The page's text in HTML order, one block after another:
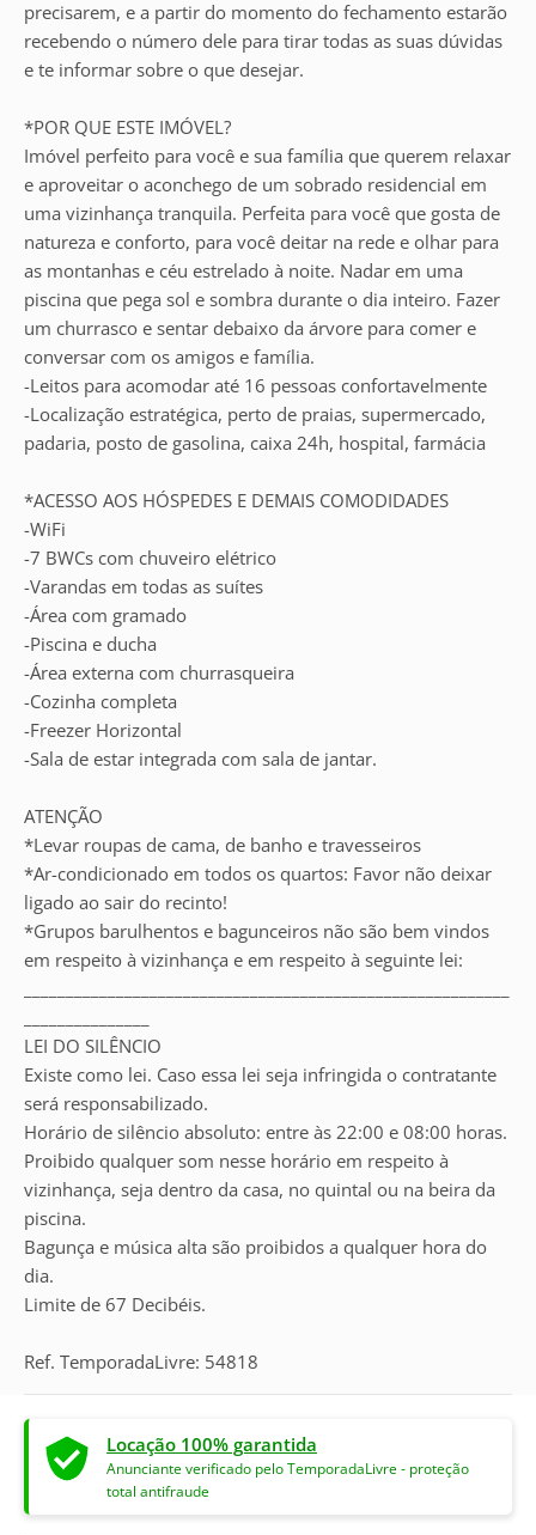
precisarem, e a partir do momento do fechamento estarão
recebendo o número dele para tirar todas as suas dúvidas
e te informar sobre o que desejar.
*POR QUE ESTE IMÓVEL?
Imóvel perfeito para você e sua família que querem relaxar
e aproveitar o aconchego de um sobrado residencial em
uma vizinhança tranquila. Perfeita para você que gosta de
natureza e conforto, para você deitar na rede e olhar para
as montanhas e céu estrelado à noite. Nadar em uma
piscina que pega sol e sombra durante o dia inteiro. Fazer
um churrasco e sentar debaixo da árvore para comer e
conversar com os amigos e família.
-Leitos para acomodar até 16 pessoas confortavelmente
-Localização estratégica, perto de praias, supermercado,
padaria, posto de gasolina, caixa 24h, hospital, farmácia
*ACESSO AOS HÓSPEDES E DEMAIS COMODIDADES
-WiFi
-7 BWCs com chuveiro elétrico
-Varandas em todas as suítes
-Área com gramado
-Piscina e ducha
-Área externa com churrasqueira
-Cozinha completa
-Freezer Horizontal
-Sala de estar integrada com sala de jantar.
ATENÇÃO
*Levar roupas de cama, de banho e travesseiros
*Ar-condicionado em todos os quartos: Favor não deixar
ligado ao sair do recinto!
*Grupos barulhentos e bagunceiros não são bem vindos
em respeito à vizinhança e em respeito à seguinte lei:
LEI DO SILÊNCIO
Existe como lei. Caso essa lei seja infringida o contratante
será responsabilizado.
Horário de silêncio absoluto: entre às 22:00 e 08:00 horas.
Proibido qualquer som nesse horário em respeito à
vizinhança, seja dentro da casa, no quintal ou na beira da
piscina.
Bagunça e música alta são proibidos a qualquer hora do
dia.
Limite de 67 Decibéis.
Ref. TemporadaLivre: 54818
Locação 100% garantida
Anunciante verificado pelo TemporadaLivre - proteção
total antifraude